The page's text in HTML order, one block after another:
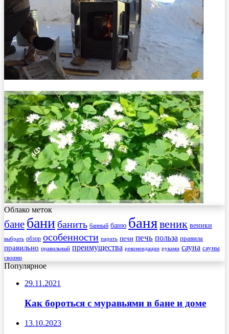
Облако меток
бане бани банить банный баню банявеник веники
выбрать обзор особенности парить печи печь польза правила
правильно правильный преимущества рекомендации руками сауна сауны
своими
Популярное
29.11.2021
Как бороться с муравьями в бане и доме
13.10.2023